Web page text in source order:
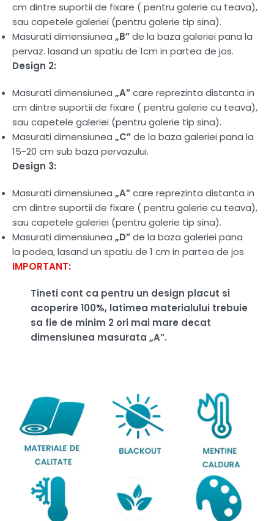
cm dintre suportii de fixare ( pentru galerie cu teava),
sau capetele galeriei (pentru galerie tip sina).
Masurati dimensiunea „B”de la baza galeriei pana la
pervaz. lasand un spatiu de 1cm in partea de jos.
Design 2:
Masurati dimensiunea „A”care reprezinta distanta in
cm dintre suportii de fixare ( pentru galerie cu teava),
sau capetele galeriei (pentru galerie tip sina).
Masurati dimensiunea „C”de la baza galeriei pana la
15-20 cm sub baza pervazului.
Design 3:
Masurati dimensiunea „A”care reprezinta distanta in
cm dintre suportii de fixare ( pentru galerie cu teava),
sau capetele galeriei (pentru galerie tip sina).
Masurati dimensiunea „D”de la baza galeriei pana
la podea, lasand un spatiu de 1 cm in partea de jos
IMPORTANT:
Tineti cont ca pentru un design placut si
acoperire 100%, latimea materialului trebuie
sa fie de minim 2 ori mai mare decat
dimensiunea masurata „A”.